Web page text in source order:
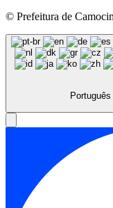
© Prefeitura de